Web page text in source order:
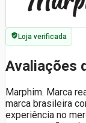
Loja verificada
Avaliações
Marphim. Marca
marca brasileira
experiência no